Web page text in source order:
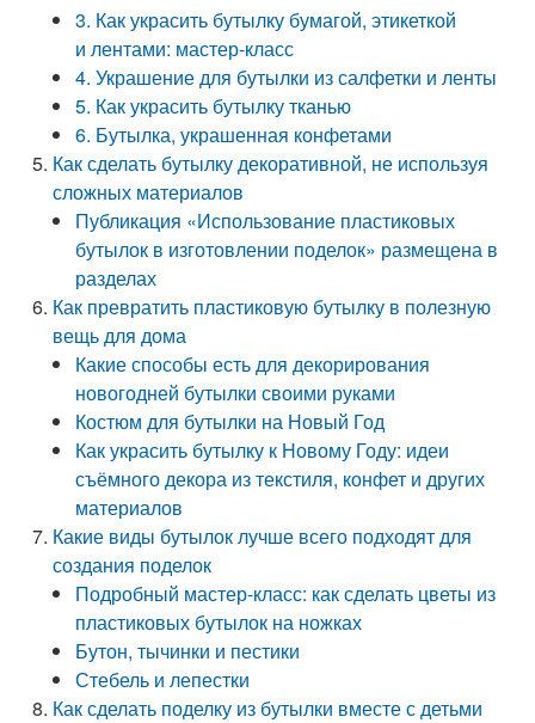
3. Как украсить бутылку бумагой, этикеткой
и лентами: мастер-класс
4. Украшение для бутылки из салфетки и ленты
5. Как украсить бутылку тканью
6. Бутылка, украшенная конфетами
Как сделать бутылку декоративной, не используя
сложных материалов
Публикация «Использование пластиковых
бутылок в изготовлении поделок» размещена в
разделах
Как превратить пластиковую бутылку в полезную
вещь для дома
Какие способы есть для декорирования
новогодней бутылки своими руками
Костюм для бутылки на Новый Год
Как украсить бутылку к Новому Году: идеи
съёмного декора из текстиля, конфет и других
материалов
Какие виды бутылок лучше всего подходят для
создания поделок
Подробный мастер-класс: как сделать цветы из
пластиковых бутылок на ножках
Бутон, тычинки и пестики
Стебель и лепестки
Как сделать поделку из бутылки вместе с детьми